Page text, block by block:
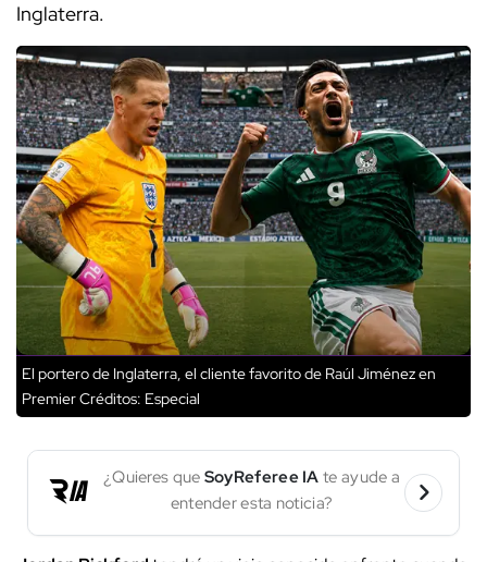
Inglaterra.
El portero de Inglaterra, el cliente favorito de Raúl Jiménez en
PremierCréditos: Especial
¿Quieres que SoyReferee IA te ayude a
entender esta noticia?